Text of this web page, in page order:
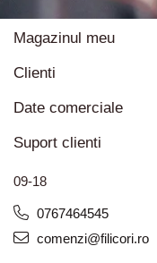
Magazinul meu
Clienti
Date comerciale
Suport clienti
09-18
0767464545
comenzi@filicori.ro